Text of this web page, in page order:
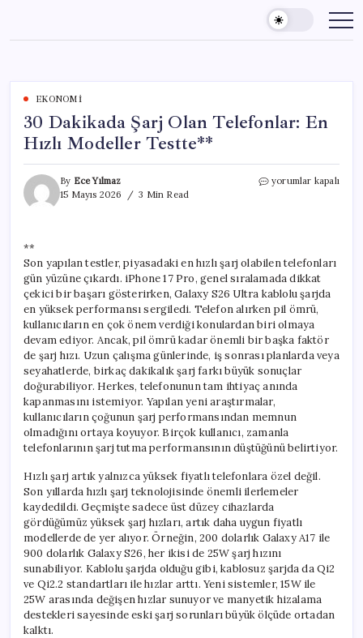
content
EKONOMI
30 Dakikada Şarj Olan Telefonlar: En
Hızlı Modeller Testte**
By Ece Yılmaz
15 Mayıs 2026
3 Min Read
30
Hızlı
Modeller
Testte**
için
yorumlar kapalı
**
Son yapılan testler, piyasadaki en hızlı şarj olabilen telefonları
gün yüzüne çıkardı. iPhone 17 Pro, genel sıralamada dikkat
çekici bir başarı gösterirken, Galaxy S26 Ultra kablolu şarjda
en yüksek performansı sergiledi. Telefon alırken pil ömrü,
kullanıcıların en çok önem verdiği konulardan biri olmaya
devam ediyor. Ancak, pil ömrü kadar önemli bir başka faktör
de şarj hızı. Uzun çalışma günlerinde, iş sonrası planlarda veya
seyahatlerde, birkaç dakikalık şarj farkı büyük sonuçlar
doğurabiliyor. Herkes, telefonunun tam ihtiyaç anında
kapanmasını istemiyor. Yapılan yeni araştırmalar,
kullanıcıların çoğunun şarj performansından memnun
olmadığını ortaya koyuyor. Birçok kullanıcı, zamanla
telefonlarının şarj tutma performansının düştüğünü belirtiyor.
Hızlı şarj artık yalnızca yüksek fiyatlı telefonlara özel değil.
Son yıllarda hızlı şarj teknolojisinde önemli ilerlemeler
kaydedildi. Geçmişte sadece üst düzey cihazlarda
gördüğümüz yüksek şarj hızları, artık daha uygun fiyatlı
modellerde de yer alıyor. Örneğin, 200 dolarlık Galaxy A17 ile
900 dolarlık Galaxy S26, her ikisi de 25W şarj hızını
sunabiliyor. Kablolu şarjda olduğu gibi, kablosuz şarjda da Qi2
ve Qi2.2 standartları ile hızlar arttı. Yeni sistemler, 15W ile
25W arasında değişen hızlar sunuyor ve manyetik hizalama
destekleri sayesinde eski şarj sorunları büyük ölçüde ortadan
kalktı.